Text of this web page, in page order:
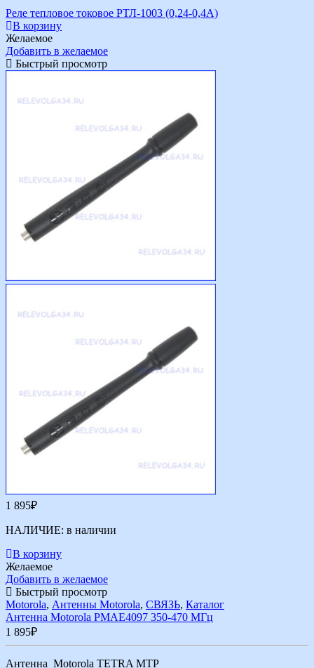
Реле тепловое токовое РТЛ-1003 (0,24-0,4А)
В корзину
Желаемое
Добавить в желаемое
Быстрый просмотр
1 895₽
НАЛИЧИЕ: в наличии
В корзину
Желаемое
Добавить в желаемое
Быстрый просмотр
Motorola, Антенны Motorola, СВЯЗЬ, Каталог
Антенна Motorola PMAE4097 350-470 МГц
1 895₽
Антенна Motorola TETRA MTP